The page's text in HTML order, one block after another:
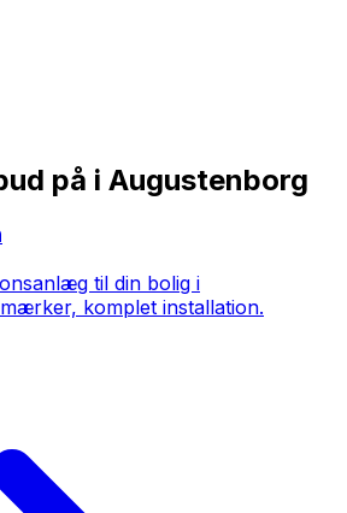
på i Augustenborg
til din bolig i
komplet installation.